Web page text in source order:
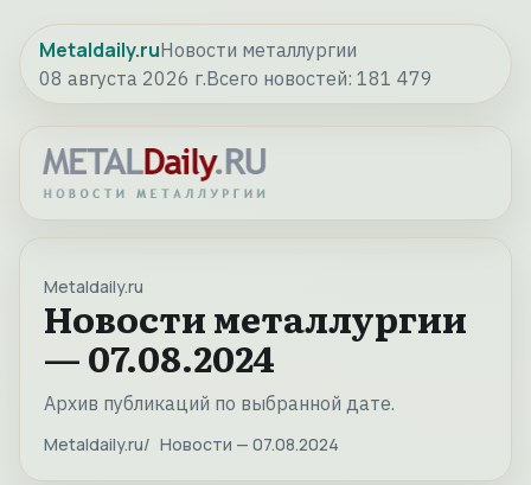
Metaldaily.ruНовости металлургии
08 августа 2026 г.Всего новостей: 181 479
Metaldaily.ru
Новости металлургии
— 07.08.2024
Архив публикаций по выбранной дате.
Metaldaily.ru Новости — 07.08.2024